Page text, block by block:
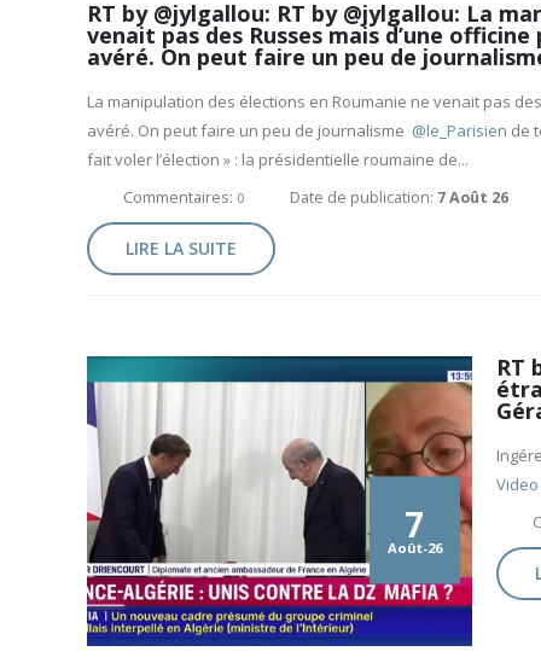
RT by @jylgallou: RT by @jylgallou: La
venait pas des Russes mais d’une
avéré. On peut faire un peu de
La manipulation des élections en Roumanie ne venait pas
avéré. On peut faire un peu de journalisme @le_Parisien de
fait voler l’élection » : la présidentielle roumaine de...
Commentaires: 0 Date de publication: 7 Août 26
LIRE LA SUITE
7
Août-26
RT
Video